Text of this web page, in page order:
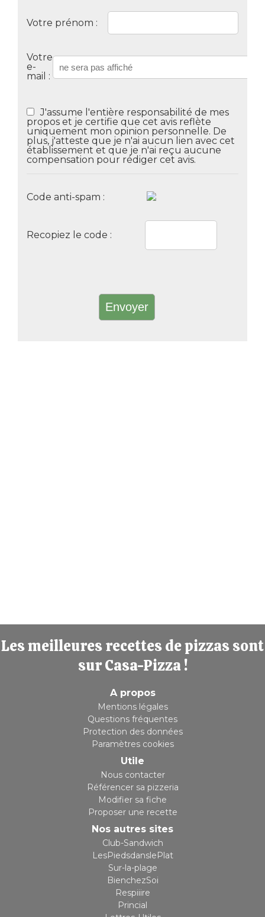
Votre prénom :
Votre
e-
mail :
J'assume l'entière responsabilité de mes
propos et je certifie que cet avis reflète
uniquement mon opinion personnelle. De
plus, j'atteste que je n'ai aucun lien avec cet
établissement et que je n'ai reçu aucune
compensation pour rédiger cet avis.
Code anti-spam :
Recopiez le code :
Les meilleures recettes de pizzas sont
sur Casa-Pizza !
A propos
Mentions légales
Questions fréquentes
Protection des données
Paramètres cookies
Utile
Nous contacter
Référencer sa pizzeria
Modifier sa fiche
Proposer une recette
Nos autres sites
Club-Sandwich
LesPiedsdanslePlat
Sur-la-plage
BienchezSoi
Respiiire
Princial